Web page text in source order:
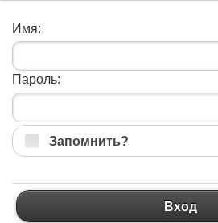
Имя:
Пароль:
Запомнить?
Вход